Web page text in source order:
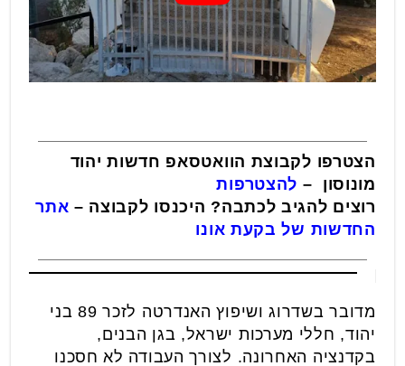
הצטרפו לקבוצת הוואטסאפ חדשות יהוד
מונוסון – להצטרפות
רוצים להגיב לכתבה? היכנסו לקבוצה – אתר
החדשות של בקעת אונו
מדובר בשדרוג ושיפוץ האנדרטה לזכר 89 בני
יהוד, חללי מערכות ישראל, בגן הבנים,
בקדנציה האחרונה. לצורך העבודה לא חסכנו